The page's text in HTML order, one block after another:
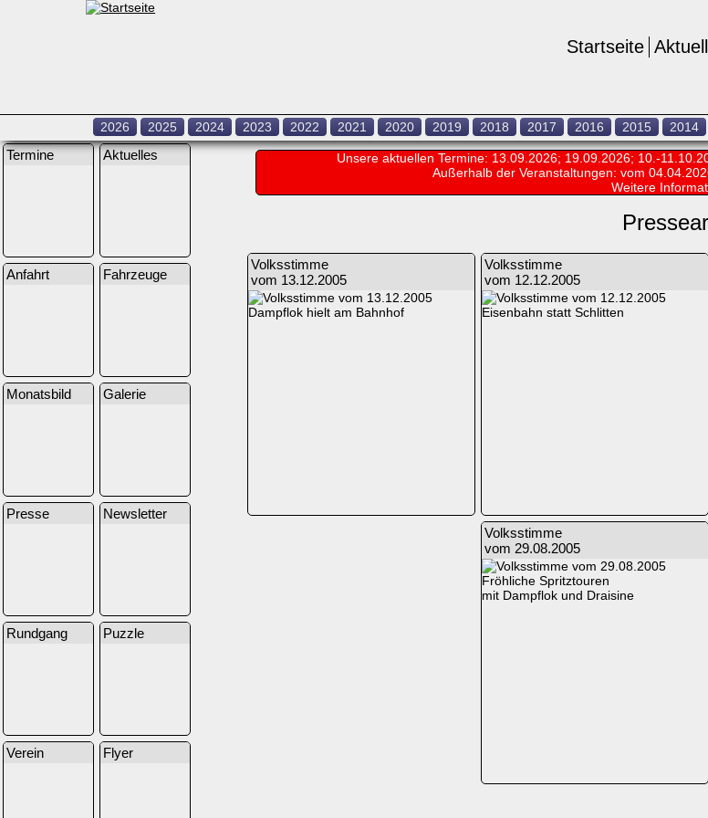
Startseite
2026 2025 2024 2023 2022 2021 2020 2019 2018 2017 2016 2015 2014
Termine Aktuelles
Anfahrt Fahrzeuge
Monatsbild Galerie
Presse Newsletter
Rundgang Puzzle
Verein Flyer
Unsere aktuellen Termine: 13.09.2026; 19.09.2026; 10.-
Außerhalb der Veranstaltungen:vom
Weitere
Volksstimme
vom 13.12.2005
Dampflok hielt am Bahnhof
Volksstimme
vom 12.12.2005
Eisenbahn statt Schlitten
Volksstimme
vom 29.08.2005
Fröhliche Spritztouren
mit Dampflok und Draisine